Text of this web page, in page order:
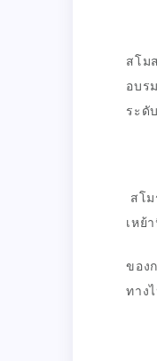
สโม
อบร
ระดั
สโ
เหย้
ของ
ทาง